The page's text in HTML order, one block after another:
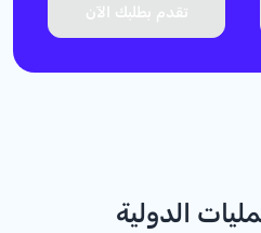
تقدم بطلبك الآن
الدولية